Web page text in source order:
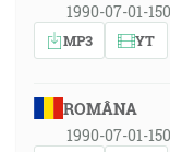
1990-07-01-
MP3 YT
ROMÂNA
1990-07-01-